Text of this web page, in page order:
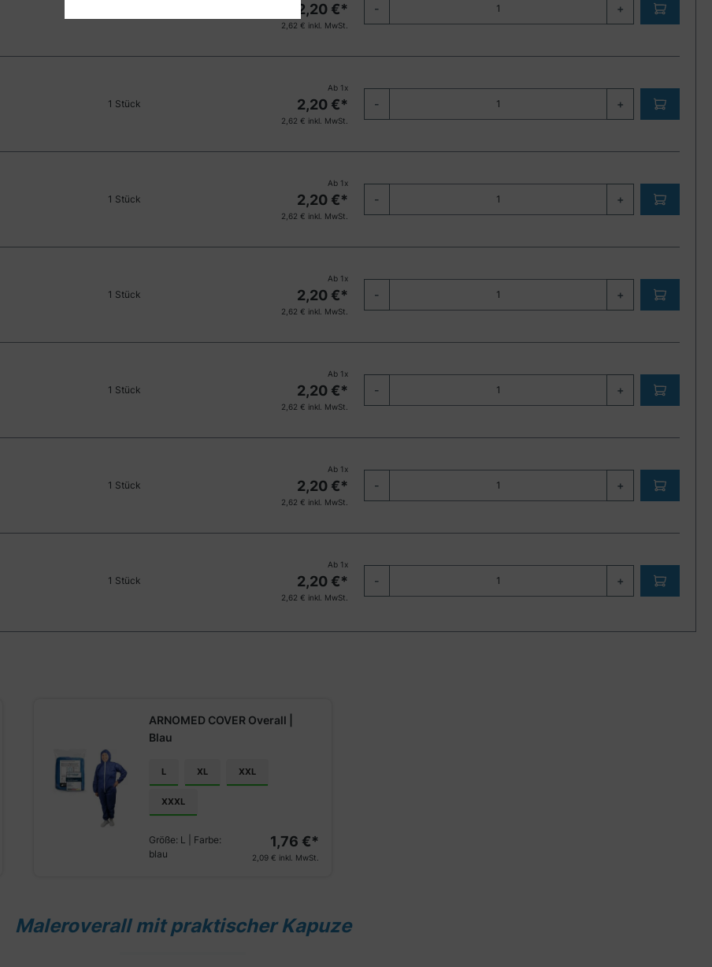
2,20 €*
2,62 € inkl. MwSt.
- +
1 Stück
Ab 1 x
2,20 €*
2,62 € inkl. MwSt.
- +
1 Stück
Ab 1 x
2,20 €*
2,62 € inkl. MwSt.
- +
1 Stück
Ab 1 x
2,20 €*
2,62 € inkl. MwSt.
- +
1 Stück
Ab 1 x
2,20 €*
2,62 € inkl. MwSt.
- +
1 Stück
Ab 1 x
2,20 €*
2,62 € inkl. MwSt.
- +
1 Stück
Ab 1 x
2,20 €*
2,62 € inkl. MwSt.
- +
ARNOMED COVER Overall |
Blau
L XL XXL
XXXL
Größe: L
| Farbe:
blau
1,76 €*
2,09 € inkl. MwSt.
Maleroverall mit praktischer Kapuze